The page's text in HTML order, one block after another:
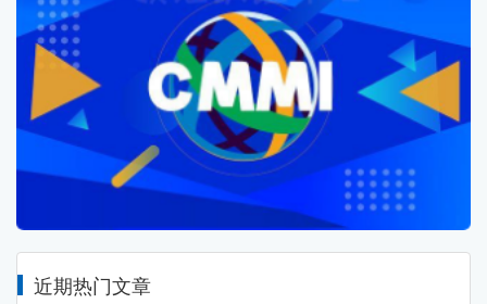
近期热门文章